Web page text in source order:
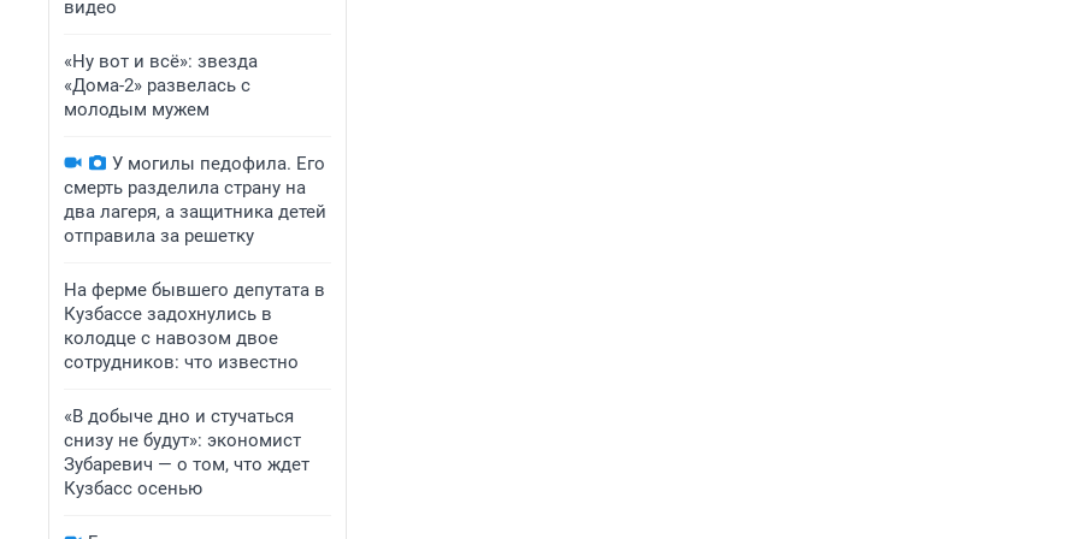
видео
«Ну вот и всё»: звезда
«Дома-2» развелась с
молодым мужем
У могилы педофила. Его
смерть разделила страну на
два лагеря, а защитника детей
отправила за решетку
На ферме бывшего депутата в
Кузбассе задохнулись в
колодце с навозом двое
сотрудников: что известно
«В добыче дно и стучаться
снизу не будут»: экономист
Зубаревич — о том, что ждет
Кузбасс осенью